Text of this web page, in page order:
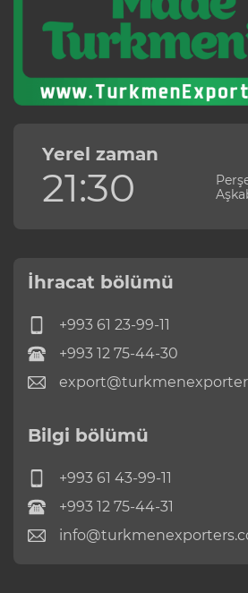
Yerel zaman
21:30
İhracat bölümü
+993 61 23-99-11
+993 12 75-44-30
Bilgi bölümü
+993 61 43-99-11
+993 12 75-44-31